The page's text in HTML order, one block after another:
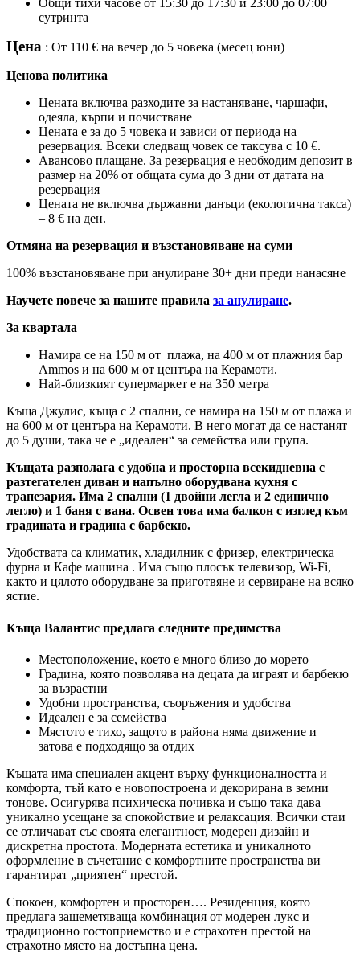
Общи тихи часове от 15:30 до 17:30 и 23:00 до 07:00
сутринта
Цена : От 110 € на вечер до 5 човека (месец юни)
Ценова политика
Цената включва разходите за настаняване, чаршафи,
одеяла, кърпи и почистване
Цената е за до 5 човека и зависи от периода на
резервация. Всеки следващ човек се таксува с 10 €.
Авансово плащане. За резервация е необходим депозит в
размер на 20% от общата сума до 3 дни от датата на
резервация
Цената не включва държавни данъци (екологична такса)
– 8 € на ден.
Отмяна на резервация и възстановяване на суми
100% възстановяване при анулиране 30+ дни преди нанасяне
Научете повече за нашите правила за анулиране.
За квартала
Намира се на 150 м от плажа, на 400 м от плажния бар
Ammos и на 600 м от центъра на Керамоти.
Най-близкият супермаркет е на 350 метра
Къща Джулис, къща с 2 спални, се намира на 150 м от плажа и
на 600 м от центъра на Керамоти. В него могат да се настанят
до 5 души, така че е „идеален“ за семейства или група.
Къщата разполага с удобна и просторна всекидневна с
разтегателен диван и напълно оборудвана кухня с
трапезария. Има 2 спални (1 двойни легла и 2 единично
легло) и 1 баня с вана. Освен това има балкон с изглед към
градината и градина с барбекю.
Удобствата са климатик, хладилник с фризер, електрическа
фурна и Кафе машина . Има също плосък телевизор, Wi-Fi,
както и цялото оборудване за приготвяне и сервиране на всяко
ястие.
Къща Валантис предлага следните предимства
Местоположение, което е много близо до морето
Градина, която позволява на децата да играят и барбекю
за възрастни
Удобни пространства, съоръжения и удобства
Идеален е за семейства
Мястото е тихо, защото в района няма движение и
затова е подходящо за отдих
Къщата има специален акцент върху функционалността и
комфорта, тъй като е новопостроена и декорирана в земни
тонове. Осигурява психическа почивка и също така дава
уникално усещане за спокойствие и релаксация. Всички стаи
се отличават със своята елегантност, модерен дизайн и
дискретна простота. Модерната естетика и уникалното
оформление в съчетание с комфортните пространства ви
гарантират „приятен“ престой.
Спокоен, комфортен и просторен…. Резиденция, която
предлага зашеметяваща комбинация от модерен лукс и
традиционно гостоприемство и е страхотен престой на
страхотно място на достъпна цена.